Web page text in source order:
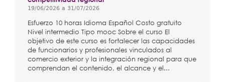
19/06/2026 a 31/07/2026
Esfuerzo 10 horas Idioma Español Costo gratuito
Nivel intermedio Tipo mooc Sobre el curso El
objetivo de este curso es fortalecer las capacidades
de funcionarios y profesionales vinculados al
comercio exterior y la integración regional para que
comprendan el contenido, el alcance y el...